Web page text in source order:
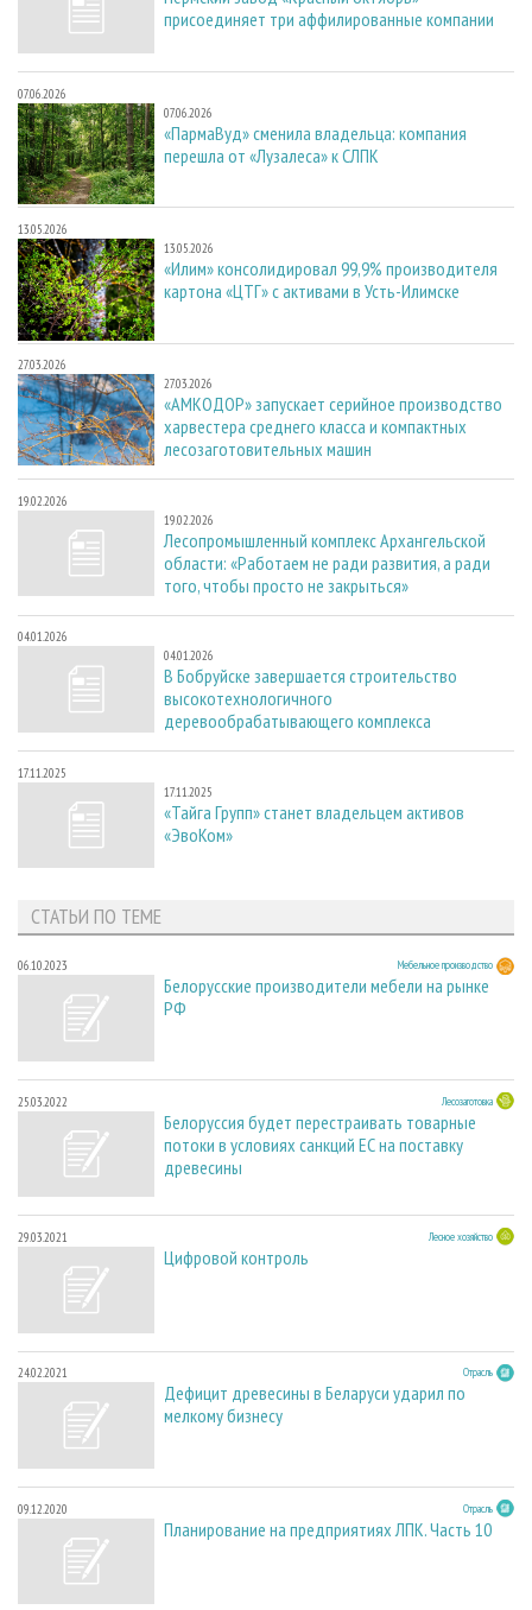
присоединяет три аффилированные компании
07.06.2026
07.06.2026
«ПармаВуд» сменила владельца: компания
перешла от «Лузалеса» к СЛПК
13.05.2026
13.05.2026
«Илим» консолидировал 99,9% производителя
картона «ЦТГ» с активами в Усть-Илимске
27.03.2026
27.03.2026
«АМКОДОР» запускает серийное производство
харвестера среднего класса и компактных
лесозаготовительных машин
19.02.2026
19.02.2026
Лесопромышленный комплекс Архангельской
области: «Работаем не ради развития, а ради
того, чтобы просто не закрыться»
04.01.2026
04.01.2026
В Бобруйске завершается строительство
высокотехнологичного
деревообрабатывающего комплекса
17.11.2025
17.11.2025
«Тайга Групп» станет владельцем активов
«ЭвоКом»
СТАТЬИ ПО ТЕМЕ
06.10.2023 Мебельное производство
Белорусские производители мебели на рынке
РФ
25.03.2022 Лесозаготовка
Белоруссия будет перестраивать товарные
потоки в условиях санкций ЕС на поставку
древесины
29.03.2021 Лесное хозяйство
Цифровой контроль
24.02.2021 Отрасль
Дефицит древесины в Беларуси ударил по
мелкому бизнесу
09.12.2020 Отрасль
Планирование на предприятиях ЛПК. Часть 10